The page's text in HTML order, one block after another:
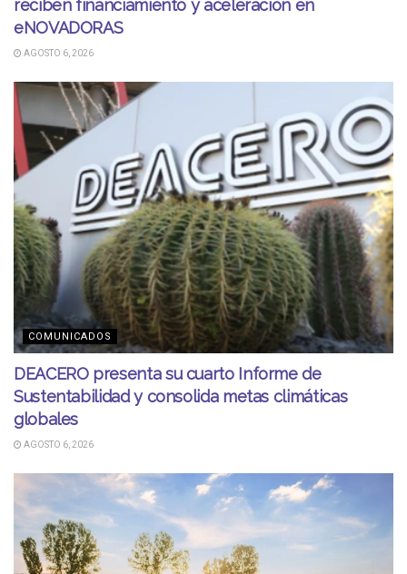
reciben financiamiento y aceleración en
eNOVADORAS
AGOSTO 6, 2026
COMUNICADOS
DEACERO presenta su cuarto Informe de
Sustentabilidad y consolida metas climáticas
globales
AGOSTO 6, 2026